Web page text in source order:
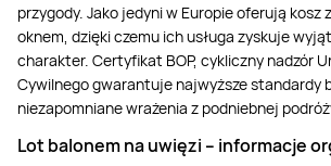
przygody. Jako jedyni w Europie oferują kosz
oknem, dzięki czemu ich usługa zyskuje
charakter. Certyfikat BOP, cykliczny nadzór
Cywilnego gwarantuje najwyższe standardy
niezapomniane wrażenia z podniebnej
Lot balonem na uwięzi – informacje